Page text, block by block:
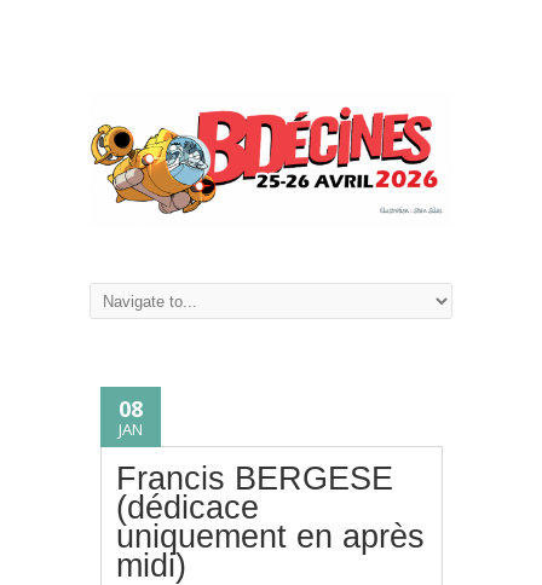
08
JAN
Francis BERGESE
(dédicace
uniquement en après
midi)